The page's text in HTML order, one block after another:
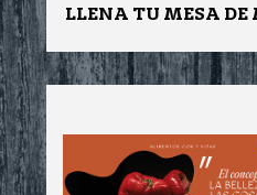
LLENA TU MESA DE